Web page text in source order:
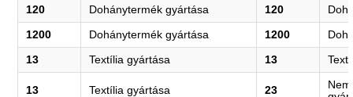
120 Dohánytermék gyártása 120
1200 Dohánytermék gyártása 1200
13 Textília gyártása 13
13 Textília gyártása 23